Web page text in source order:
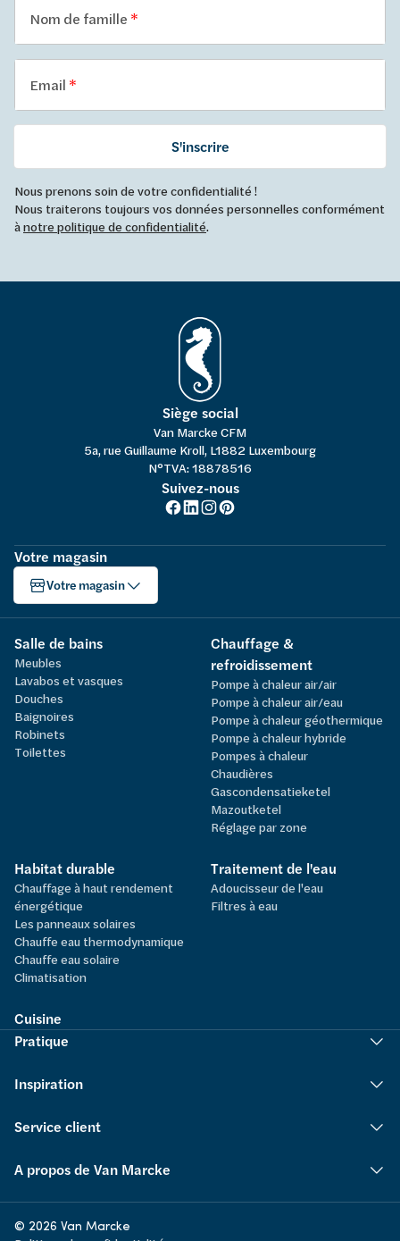
Nom de famille
Email
S'inscrire
Nous prenons soin de votre confidentialité !
Nous traiterons toujours vos données personnelles conformément
ànotre politique de confidentialité.
Siège social
Van Marcke CFM
5a, rue Guillaume Kroll, L1882 Luxembourg
N°TVA: 18878516
Suivez-nous
Votre magasin
Votre magasin
Salle de bains
Meubles
Lavabos et vasques
Douches
Baignoires
Robinets
Toilettes
Chauffage &
refroidissement
Pompe à chaleur air/air
Pompe à chaleur air/eau
Pompe à chaleur géothermique
Pompe à chaleur hybride
Pompes à chaleur
Chaudières
Gascondensatieketel
Mazoutketel
Réglage par zone
Habitat durable
Chauffage à haut rendement
énergétique
Les panneaux solaires
Chauffe eau thermodynamique
Chauffe eau solaire
Climatisation
Traitement de l'eau
Adoucisseur de l'eau
Filtres à eau
Cuisine
Pratique
Inspiration
Service client
A propos de Van Marcke
© 2026 Van Marcke